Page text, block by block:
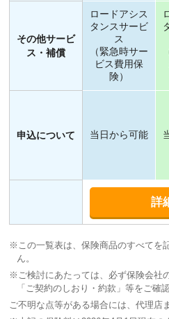
その他サービ
ス・補償
ロードアシス
タンスサービ
ス
（緊急時サー
ビス費用保
険）
申込について 当日から可能
詳
※この一覧表は、保険商品のすべてを
ん。
※ご検討にあたっては、必ず保険会社
「ご契約のしおり・約款」等をご確
ご不明な点等がある場合には、代理店